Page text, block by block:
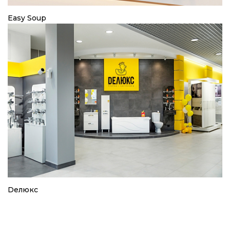
Easy Soup
Dелюкс